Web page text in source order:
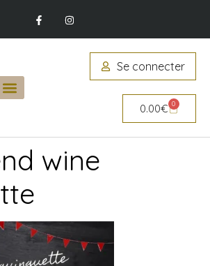
Se connecter
0.00€ 0
wine